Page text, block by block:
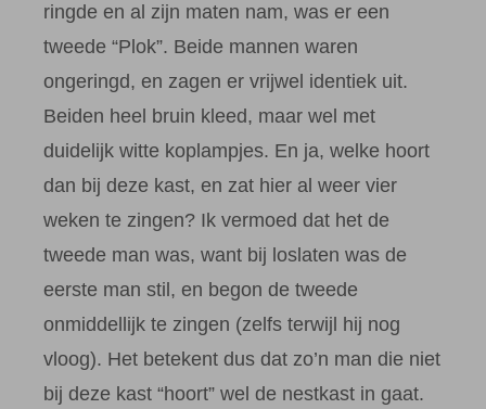
ringde en al zijn maten nam, was er een
tweede “Plok”. Beide mannen waren
ongeringd, en zagen er vrijwel identiek uit.
Beiden heel bruin kleed, maar wel met
duidelijk witte koplampjes. En ja, welke hoort
dan bij deze kast, en zat hier al weer vier
weken te zingen? Ik vermoed dat het de
tweede man was, want bij loslaten was de
eerste man stil, en begon de tweede
onmiddellijk te zingen (zelfs terwijl hij nog
vloog). Het betekent dus dat zo’n man die niet
bij deze kast “hoort” wel de nestkast in gaat.